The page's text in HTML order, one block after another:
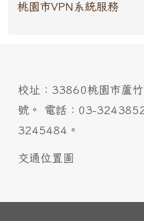
桃園市VPN系統服務
校址：33860桃園市蘆
號。 電話：03-
3245484。
交通位置圖